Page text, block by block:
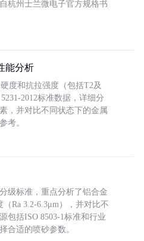
杭州士兰微电子官方规格书
能分析
度和抗拉强度（包括T2及
2012标准数据，详细分
，并对比不同状态下的金属
考。
级标准，重点分析了铝合金
Ra 3.2-6.3μm），并对比不
包括ISO 8503-1标准和行业
合适的喷砂参数。